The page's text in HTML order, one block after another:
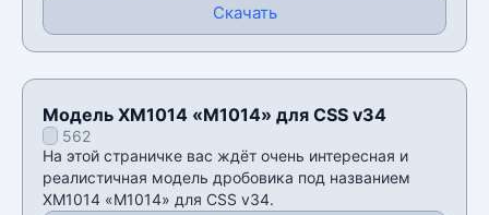
Скачать
Модель XM1014 «M1014» для CSS v34
562
На этой страничке вас ждёт очень интересная и
реалистичная модель дробовика под названием
XM1014 «M1014» для CSS v34.